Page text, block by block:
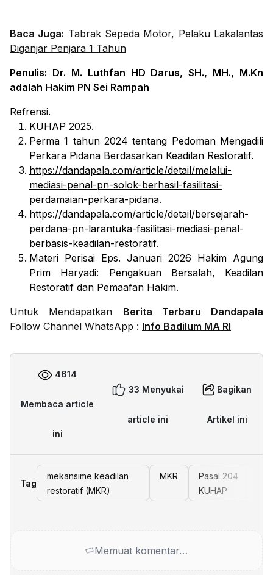
Baca Juga: Tabrak Sepeda Motor, Pelaku Lakalantas
Diganjar Penjara 1 Tahun
Penulis: Dr. M. Luthfan HD Darus, SH., MH., M.Kn
adalah Hakim PN Sei Rampah
Refrensi.
KUHAP 2025.
Perma 1 tahun 2024 tentang Pedoman Mengadili
Perkara Pidana Berdasarkan Keadilan Restoratif.
https://dandapala.com/article/detail/melalui-
mediasi-penal-pn-solok-berhasil-fasilitasi-
perdamaian-perkara-pidana.
https://dandapala.com/article/detail/bersejarah-
perdana-pn-larantuka-fasilitasi-mediasi-penal-
berbasis-keadilan-restoratif.
Materi Perisai Eps. Januari 2026 Hakim Agung
Prim Haryadi: Pengakuan Bersalah, Keadilan
Restoratif dan Pemaafan Hakim.
Untuk Mendapatkan Berita Terbaru Dandapala
Follow Channel WhatsApp : Info Badilum MA RI
4614
Membaca article
ini
33 Menyukai
article ini
Bagikan
Artikel ini
Tag
mekansime keadilan
restoratif (MKR)
MKR
Pasal 204
KUHAP
Memuat komentar…